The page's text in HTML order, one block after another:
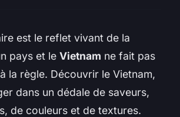
est le reflet vivant de la
pays et le Vietnam ne fait pas
la règle. Découvrir le Vietnam,
dans un dédale de saveurs,
de couleurs et de textures.